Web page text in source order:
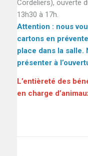
Cordeliers), ouverte
13h30 à 17h.
Attention : nous
cartons en
place dans la salle.
présenter à
L’entièreté des
en charge